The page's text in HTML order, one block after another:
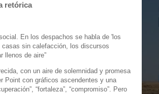
retórica
En los despachos se habla de 'los
sin calefacción, los discursos
llenos de aire”
con un aire de solemnidad y promesa
Point con gráficos ascendentes y una
“fortaleza”, “compromiso”. Pero